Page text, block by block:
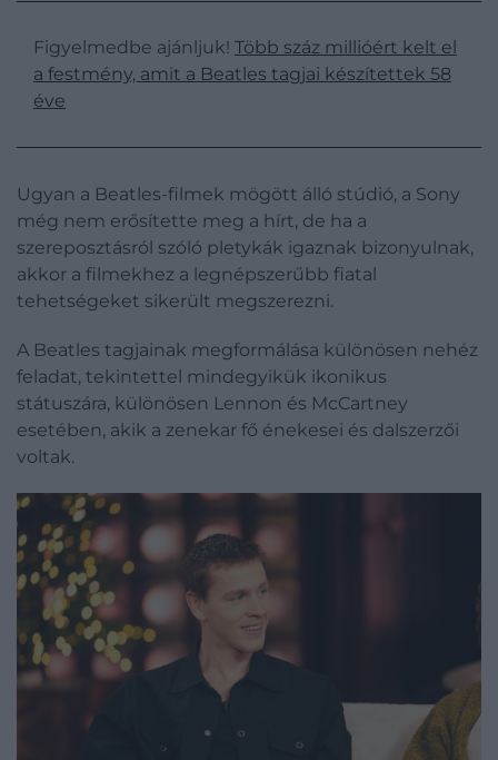
Figyelmedbe ajánljuk! Több száz millióért kelt el
a festmény, amit a Beatles tagjai készítettek 58
éve
Ugyan a Beatles-filmek mögött álló stúdió, a Sony
még nem erősítette meg a hírt, de ha a
szereposztásról szóló pletykák igaznak bizonyulnak,
akkor a filmekhez a legnépszerűbb fiatal
tehetségeket sikerült megszerezni.
A Beatles tagjainak megformálása különösen nehéz
feladat, tekintettel mindegyikük ikonikus
státuszára, különösen Lennon és McCartney
esetében, akik a zenekar fő énekesei és dalszerzői
voltak.